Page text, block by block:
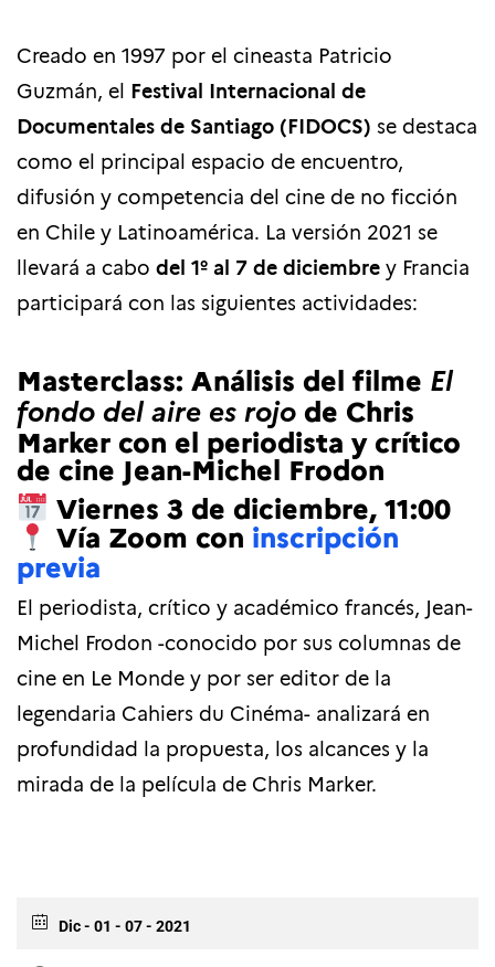
Creado en 1997 por el cineasta Patricio
Guzmán, el Festival Internacional de
Documentales de Santiago (FIDOCS) se destaca
como el principal espacio de encuentro,
difusión y competencia del cine de no ficción
en Chile y Latinoamérica. La versión 2021 se
llevará a cabo del 1º al 7 de diciembre y Francia
participará con las siguientes actividades:
Masterclass: Análisis del filme El
fondo del aire es rojo de Chris
Marker con el periodista y crítico
de cine Jean-Michel Frodon
Viernes 3 de diciembre, 11:00
Vía Zoom con inscripción
previa
El periodista, crítico y académico francés, Jean-
Michel Frodon -conocido por sus columnas de
cine en Le Monde y por ser editor de la
legendaria Cahiers du Cinéma- analizará en
profundidad la propuesta, los alcances y la
mirada de la película de Chris Marker.
Dic - 01 - 07 - 2021